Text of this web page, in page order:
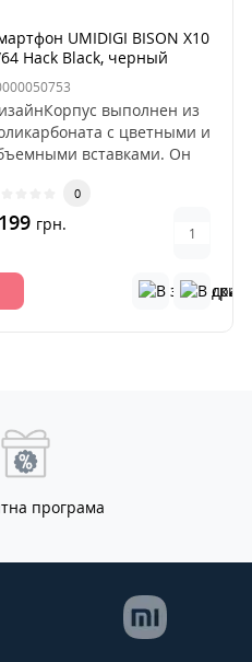
UMIDIGI BISON X10
Hack Black, черный
выполнен из
с цветными и
вставками. Он
0
грн.
програма